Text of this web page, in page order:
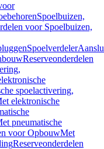
Spoelbuizen,
voor Spoelbuizen,
Spoelverdeler
Reserveonderdelen
spoelactivering,
elektronische
pneumatische
voor OpbouwMet
Reserveonderdelen